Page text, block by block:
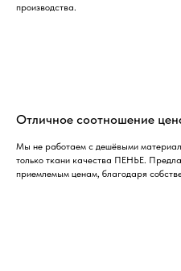
производства.
Отличное соотношение
Мы не работаем с дешёвыми
только ткани качества ПЕНЬЕ.
приемлемым ценам, благодаря